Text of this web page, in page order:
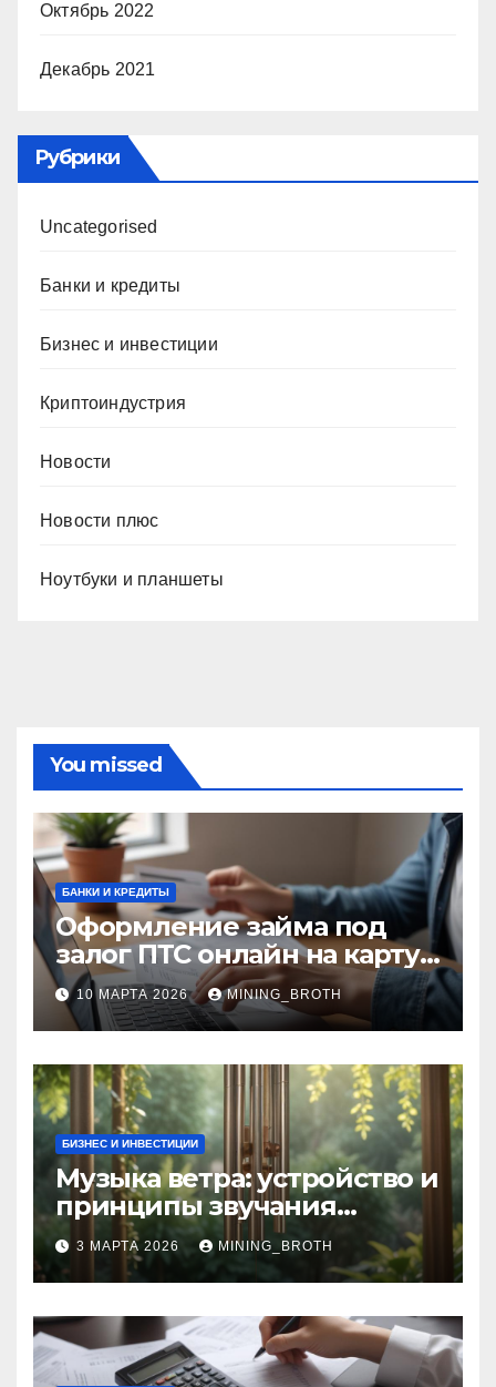
Октябрь 2022
Декабрь 2021
Рубрики
Uncategorised
Банки и кредиты
Бизнес и инвестиции
Криптоиндустрия
Новости
Новости плюс
Ноутбуки и планшеты
You missed
БАНКИ И КРЕДИТЫ
Оформление займа под
залог ПТС онлайн на карту
без визита в офис: порядок,
требования и документы
10 МАРТА 2026 MINING_BROTH
БИЗНЕС И ИНВЕСТИЦИИ
Музыка ветра: устройство и
принципы звучания
колокольчиков
3 МАРТА 2026 MINING_BROTH